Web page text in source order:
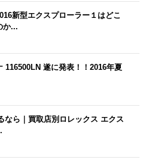
新型エクスプローラー１はどこ
か...
116500LN 遂に発表！！2016年夏
なら｜買取店別ロレックス エクス